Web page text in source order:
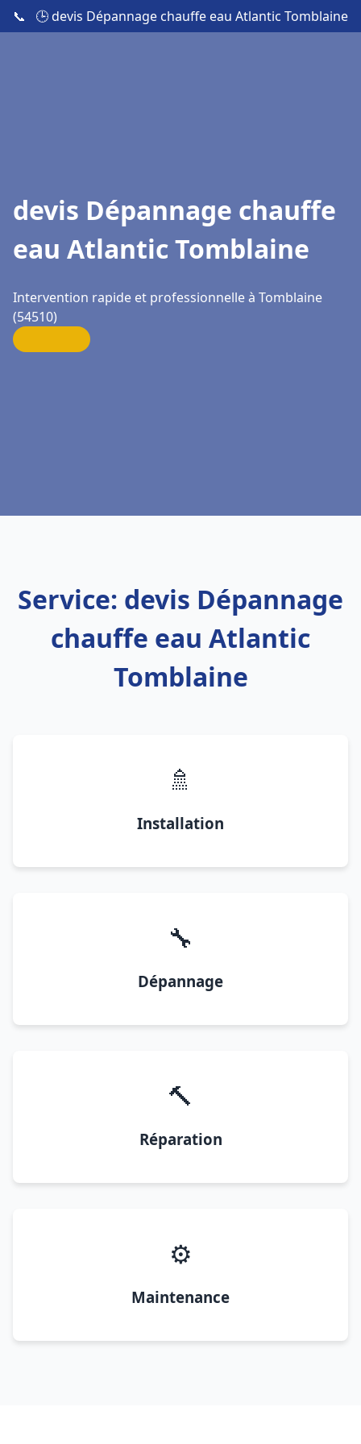
📞 🕒 devis Dépannage chauffe eau Atlantic Tomblaine
devis Dépannage chauffe
eau Atlantic Tomblaine
Intervention rapide et professionnelle à Tomblaine
(54510)
Service: devis Dépannage
chauffe eau Atlantic
Tomblaine
🚿
Installation
🔧
Dépannage
🔨
Réparation
⚙️
Maintenance